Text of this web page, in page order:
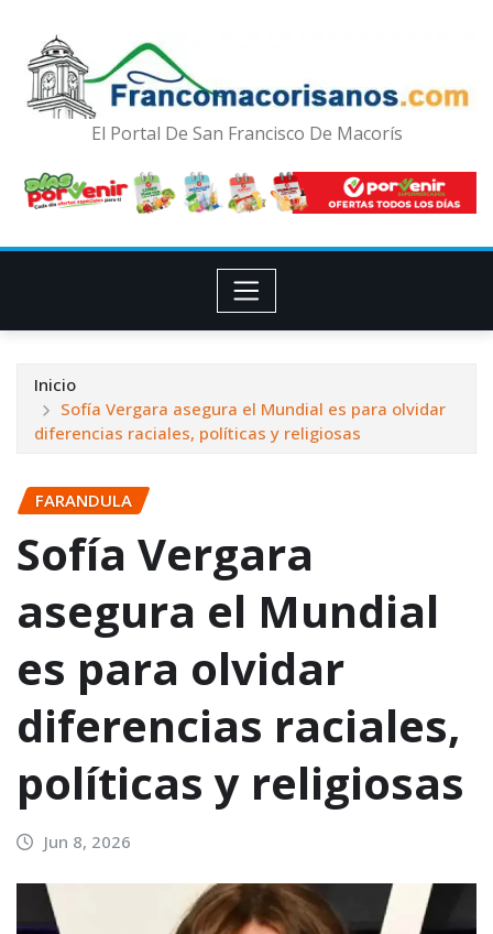
El Portal De San Francisco De Macorís
Inicio
Sofía Vergara asegura el Mundial es para olvidar
diferencias raciales, políticas y religiosas
FARANDULA
Sofía Vergara
asegura el Mundial
es para olvidar
diferencias raciales,
políticas y religiosas
Jun 8, 2026